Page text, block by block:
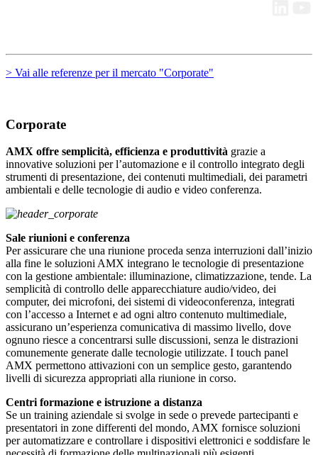
> Vai alle referenze per il mercato "Corporate"
Corporate
AMX offre semplicità, efficienza e produttività grazie a
innovative soluzioni per l’automazione e il controllo integrato degli
strumenti di presentazione, dei contenuti multimediali, dei parametri
ambientali e delle tecnologie di audio e video conferenza.
Sale riunioni e conferenza
Per assicurare che una riunione proceda senza interruzioni dall’inizio
alla fine le soluzioni AMX integrano le tecnologie di presentazione
con la gestione ambientale: illuminazione, climatizzazione, tende. La
semplicità di controllo delle apparecchiature audio/video, dei
computer, dei microfoni, dei sistemi di videoconferenza, integrati
con l’accesso a Internet e ad ogni altro contenuto multimediale,
assicurano un’esperienza comunicativa di massimo livello, dove
ognuno riesce a concentrarsi sulle discussioni, senza le distrazioni
comunemente generate dalle tecnologie utilizzate. I touch panel
AMX permettono attivazioni con un semplice gesto, garantendo
livelli di sicurezza appropriati alla riunione in corso.
Centri formazione e istruzione a distanza
Se un training aziendale si svolge in sede o prevede partecipanti e
presentatori in zone differenti del mondo, AMX fornisce soluzioni
per automatizzare e controllare i dispositivi elettronici e soddisfare le